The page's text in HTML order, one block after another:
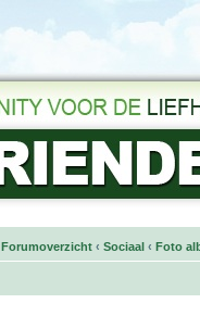
Forumoverzicht ‹ Sociaal ‹ Foto